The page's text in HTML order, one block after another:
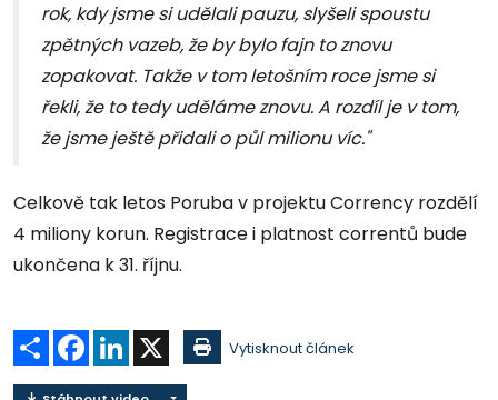
rok, kdy jsme si udělali pauzu, slyšeli spoustu
zpětných vazeb, že by bylo fajn to znovu
zopakovat. Takže v tom letošním roce jsme si
řekli, že to tedy uděláme znovu. A rozdíl je v tom,
že jsme ještě přidali o půl milionu víc."
Celkově tak letos Poruba v projektu Corrency rozdělí
4 miliony korun. Registrace i platnost correntů bude
ukončena k 31. říjnu.
Sdílet Facebook
LinkedIn Vytisknout článek